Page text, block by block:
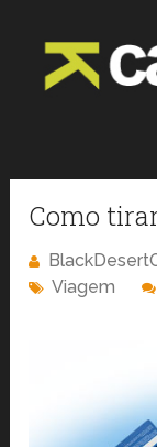
Como
Viagem